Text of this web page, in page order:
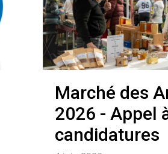
Marché des
2026 - Appel
candidatures